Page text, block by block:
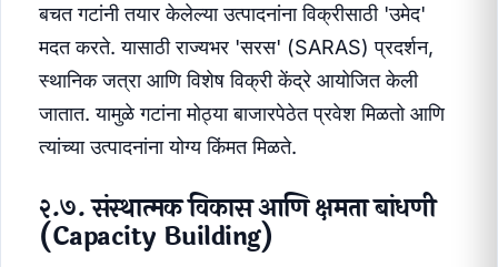
बचत गटांनी तयार केलेल्या उत्पादनांना विक्रीसाठी 'उमेद'
मदत करते. यासाठी राज्यभर 'सरस' (SARAS) प्रदर्शन,
स्थानिक जत्रा आणि विशेष विक्री केंद्रे आयोजित केली
जातात. यामुळे गटांना मोठ्या बाजारपेठेत प्रवेश मिळतो आणि
त्यांच्या उत्पादनांना योग्य किंमत मिळते.
२.७. संस्थात्मक विकास आणि क्षमता बांधणी
(Capacity Building)